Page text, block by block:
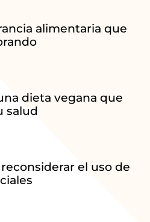
alimentaria que
dieta vegana que
salud
el uso de